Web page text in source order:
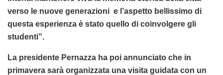
verso le nuove generazioni e l’aspetto bellissimo di
questa esperienza è stato quello di coinvolgere gli
studenti”.
La presidente Pernazza ha poi annunciato che in
primavera sarà organizzata una visita guidata con un